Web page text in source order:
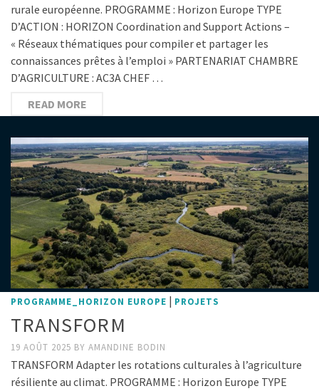
rurale européenne. PROGRAMME : Horizon Europe TYPE
D’ACTION : HORIZON Coordination and Support Actions –
« Réseaux thématiques pour compiler et partager les
connaissances prêtes à l’emploi » PARTENARIAT CHAMBRE
D’AGRICULTURE : AC3A CHEF …
READ MORE
PROGRAMME_HORIZON EUROPE | PROJETS
TRANSFORM
19 AOÛT 2025 BY AMANDINE BODIN
TRANSFORM Adapter les rotations culturales à l’agriculture
résiliente au climat. PROGRAMME : Horizon Europe TYPE